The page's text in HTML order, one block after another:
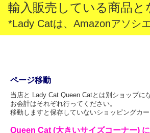
輸入販売している商品と
*Lady Catは、Amazonアソシ
ページ移動
当店と Lady Cat Queen Catとは別ショップに
お会計はそれぞれ行ってください。
移動しますと保存していないショッピングカー
Queen Cat (大きいサイズコーナー)